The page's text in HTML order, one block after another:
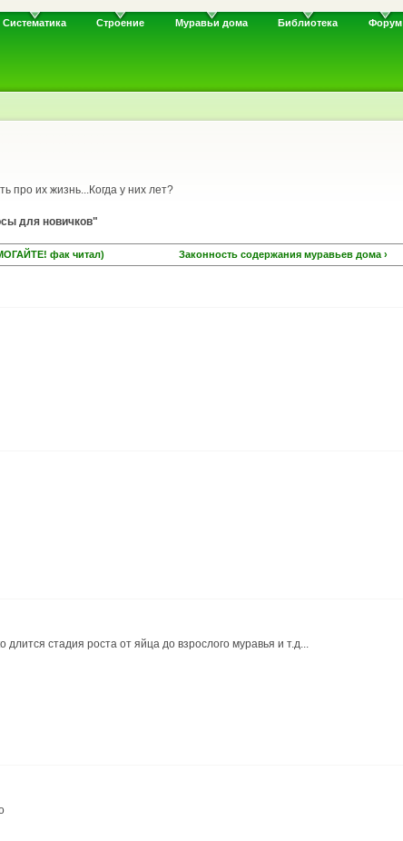
Систематика Строение Муравьи дома Библиотека Форум
про их жизнь...Когда у них лет?
для новичков"
фак читал) Законность содержания муравьев дома ›
длится стадия роста от яйца до взрослого муравья и т.д...